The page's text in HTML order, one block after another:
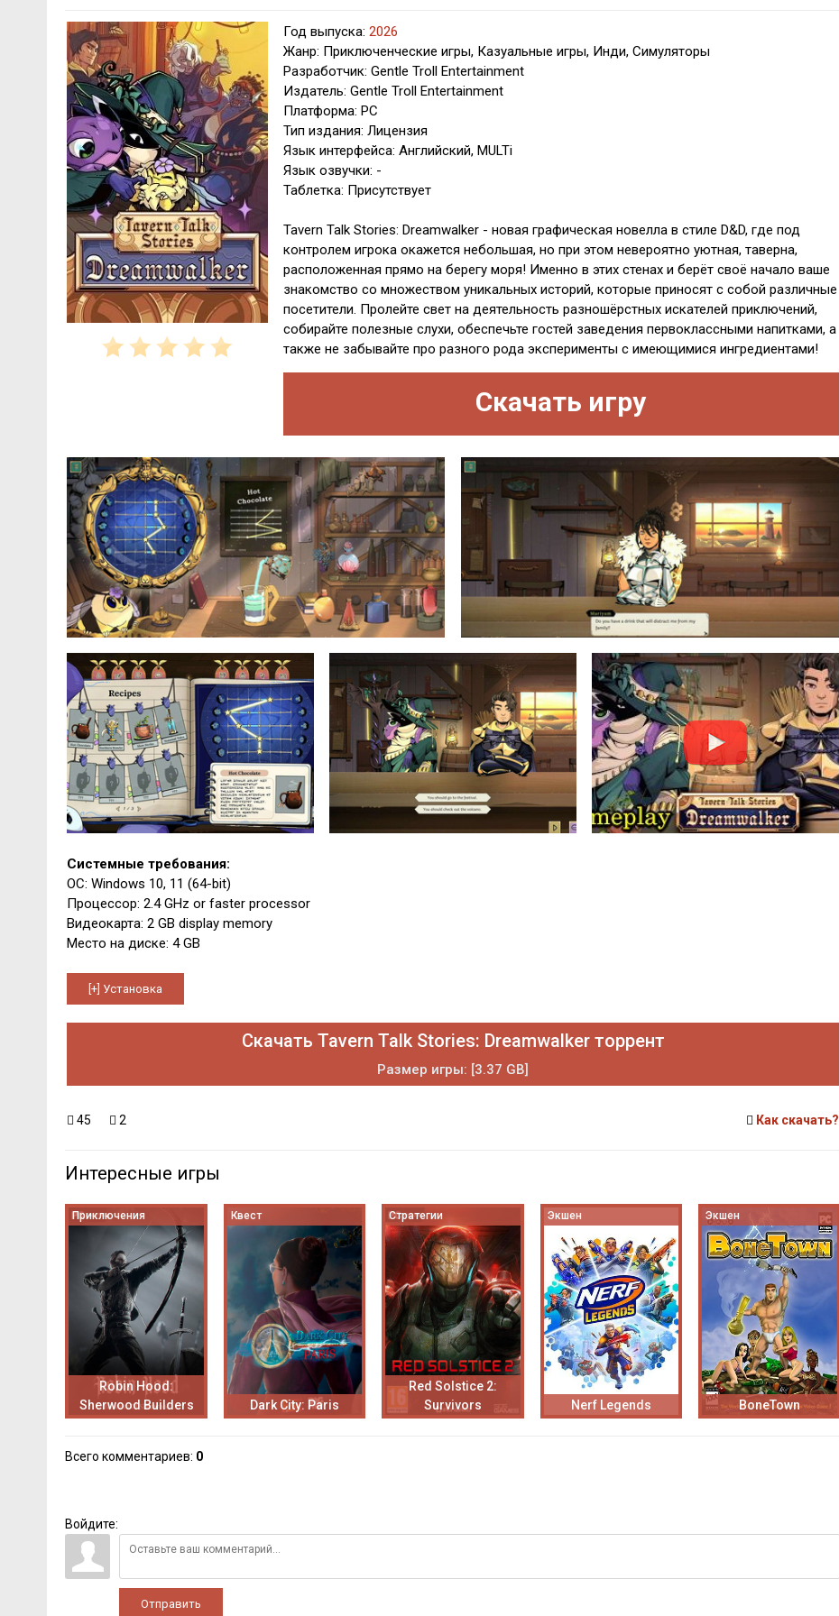
Год выпуска: 2026
Жанр: Приключенческие игры, Казуальные игры, Инди, Симуляторы
Разработчик: Gentle Troll Entertainment
Издатель: Gentle Troll Entertainment
Платформа: PC
Тип издания: Лицензия
Язык интерфейса: Английский, MULTi
Язык озвучки: -
Таблетка: Присутствует
Tavern Talk Stories: Dreamwalker - новая графическая новелла в стиле D&D, где под
контролем игрока окажется небольшая, но при этом невероятно уютная, таверна,
расположенная прямо на берегу моря! Именно в этих стенах и берёт своё начало ваше
знакомство со множеством уникальных историй, которые приносят с собой различные
посетители. Пролейте свет на деятельность разношёрстных искателей приключений,
собирайте полезные слухи, обеспечьте гостей заведения первоклассными напитками, а
также не забывайте про разного рода эксперименты с имеющимися ингредиентами!
Скачать игру
Системные требования:
ОС: Windows 10, 11 (64-bit)
Процессор: 2.4 GHz or faster processor
Видеокарта: 2 GB display memory
Место на диске: 4 GB
Скачать Tavern Talk Stories: Dreamwalker торрент
Размер игры: [3.37 GB]
45 2 Как скачать?
Интересные игры
Приключения
Robin Hood:
Sherwood Builders
Квест
Dark City: Paris
Стратегии
Red Solstice 2:
Survivors
Экшен
Nerf Legends
Экшен
BoneTown
Всего комментариев: 0
Войдите:
Отправить